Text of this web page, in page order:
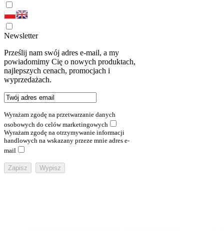
Newsletter
Prześlij nam swój adres e-mail, a my
powiadomimy Cię o nowych produktach,
najlepszych cenach, promocjach i
wyprzedażach.
Wyrażam zgodę na przetwarzanie danych
osobowych do celów marketingowych
Wyrażam zgodę na otrzymywanie informacji
handlowych na wskazany przeze mnie adres e-
mail